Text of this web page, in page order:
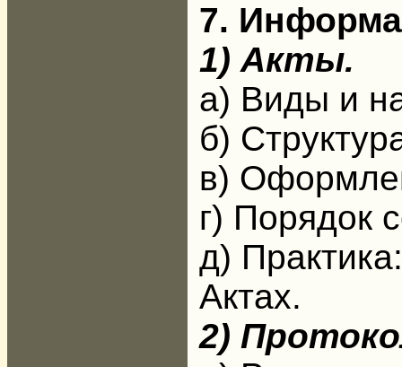
7.
1) Акты.
а) Виды и
б)
в)
г) Порядок
д)
Актах.
2)